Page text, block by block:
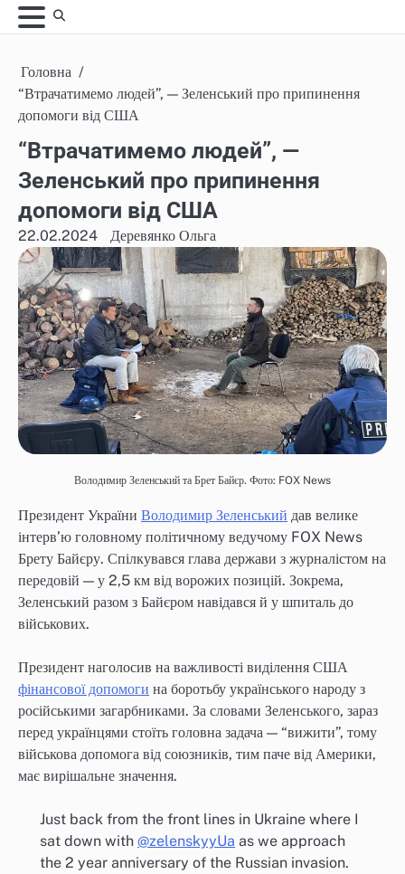
Skip
to
Головна
“Втрачатимемо людей”, — Зеленський про припинення
допомоги від США
“Втрачатимемо людей”, —
Зеленський про припинення
допомоги від США
22.02.2024 Деревянко Ольга
Володимир Зеленський та Брет Байєр. Фото: FOX News
Президент України Володимир Зеленський дав велике
інтерв’ю головному політичному ведучому FOX News
Брету Байєру. Спілкувався глава держави з журналістом на
передовій — у 2,5 км від ворожих позицій. Зокрема,
Зеленський разом з Байєром навідався й у шпиталь до
військових.
Президент наголосив на важливості виділення США
фінансової допомоги на боротьбу українського народу з
російськими загарбниками. За словами Зеленського, зараз
перед українцями стоїть головна задача — “вижити”, тому
військова допомога від союзників, тим паче від Америки,
має вирішальне значення.
Just back from the front lines in Ukraine where I
sat down with @zelenskyyUa as we approach
the 2 year anniversary of the Russian invasion.